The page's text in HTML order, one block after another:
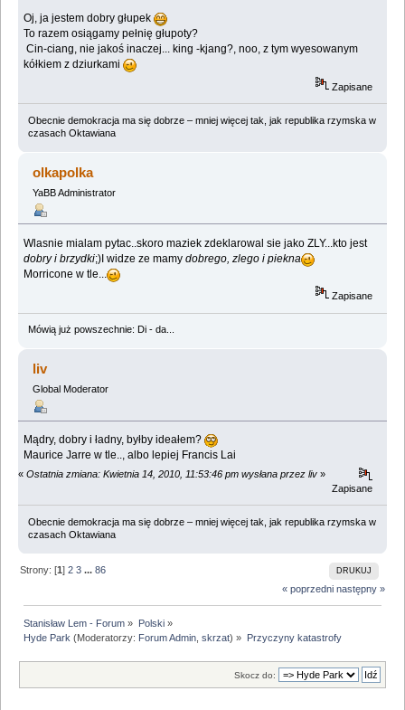
Oj, ja jestem dobry głupek
To razem osiągamy pełnię głupoty?
Cin-ciang, nie jakoś inaczej... king -kjang?, noo, z tym wyesowanym
kółkiem z dziurkami
Zapisane
Obecnie demokracja ma się dobrze – mniej więcej tak, jak republika rzymska w
czasach Oktawiana
olkapolka
YaBB Administrator
Wlasnie mialam pytac..skoro maziek zdeklarowal sie jako ZLY...kto jest
dobry i brzydki;)I widze ze mamydobrego, zlego i piekna
Morricone w tle...
Zapisane
Mówią już powszechnie: Di - da...
liv
Global Moderator
Mądry, dobry i ładny, byłby ideałem?
Maurice Jarre w tle.., albo lepiej Francis Lai
« Ostatnia zmiana: Kwietnia 14, 2010, 11:53:46 pm wysłana przez liv »
Zapisane
Obecnie demokracja ma się dobrze – mniej więcej tak, jak republika rzymska w
czasach Oktawiana
DRUKUJ
Strony: [1]2 3 ...86
« poprzedni następny »
Stanisław Lem - Forum » Polski»
Hyde Park (Moderatorzy: Forum Admin ,skrzat) » Przyczyny katastrofy
Skocz do: